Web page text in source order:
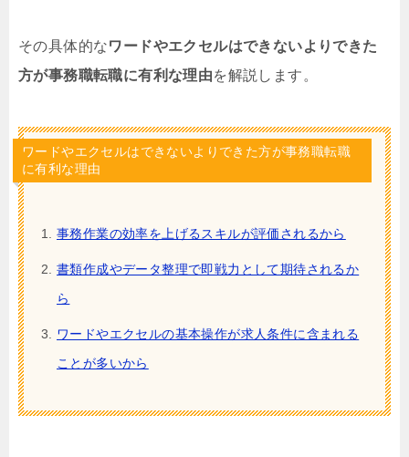
その具体的なワードやエクセルはできないよりできた
方が事務職転職に有利な理由を解説します。
ワードやエクセルはできないよりできた方が事務職転職
に有利な理由
事務作業の効率を上げるスキルが評価されるから
書類作成やデータ整理で即戦力として期待されるか
ら
ワードやエクセルの基本操作が求人条件に含まれる
ことが多いから